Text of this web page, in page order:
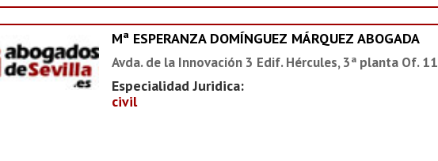
Mª ESPERANZA DOMÍNGUEZ MÁRQUEZ ABOGADA
Avda. de la Innovación 3 Edif. Hércules, 3ª planta Of. 11
Especialidad Juridica:
civil